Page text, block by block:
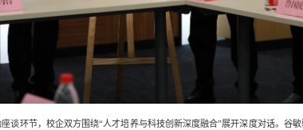
座谈环节，校企双方围绕“人才培养与科技创新深度融合”展开深度对话。 谷敏